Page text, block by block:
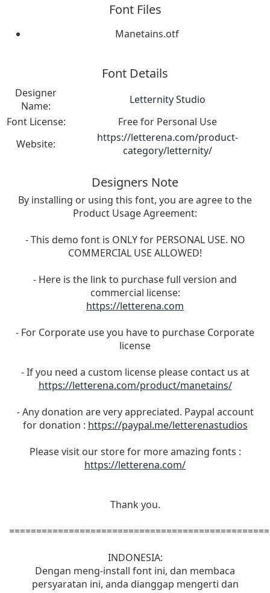
Font Files
Manetains.otf
Font Details
Designer
Name:
Letternity Studio
Font License:
Free for Personal Use
Website:
https://letterena.com/product-
category/letternity/
Designers Note
By installing or using this font, you are agree to the
Product Usage Agreement:
- This demo font is ONLY for PERSONAL USE. NO
COMMERCIAL USE ALLOWED!
- Here is the link to purchase full version and
commercial license:
https://letterena.com
- For Corporate use you have to purchase Corporate
license
- If you need a custom license please contact us at
https://letterena.com/product/manetains/
- Any donation are very appreciated. Paypal account
for donation : https://paypal.me/letterenastudios
Please visit our store for more amazing fonts :
https://letterena.com/
Thank you.
INDONESIA:
Dengan meng-install font ini, dan membaca
persyaratan ini, anda dianggap mengerti dan